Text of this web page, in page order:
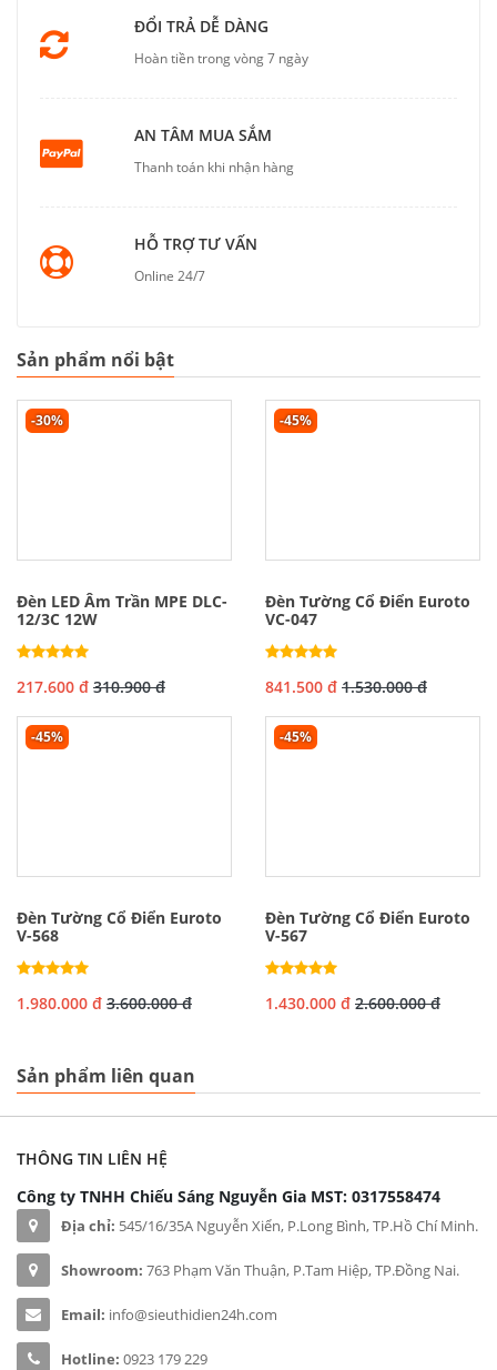
ĐỔI TRẢ DỄ DÀNG
Hoàn tiền trong vòng 7 ngày
AN TÂM MUA SẮM
Thanh toán khi nhận hàng
HỖ TRỢ TƯ VẤN
Online 24/7
Sản phẩm nổi bật
-30%
Đèn LED Âm Trần MPE DLC-
12/3C 12W
217.600 đ 310.900 đ
-45%
Đèn Tường Cổ Điển Euroto
VC-047
841.500 đ 1.530.000 đ
-45%
Đèn Tường Cổ Điển Euroto
V-568
1.980.000 đ 3.600.000 đ
-45%
Đèn Tường Cổ Điển Euroto
V-567
1.430.000 đ 2.600.000 đ
Sản phẩm liên quan
THÔNG TIN LIÊN HỆ
Công ty TNHH Chiếu Sáng Nguyễn Gia MST: 0317558474
Địa chỉ: 545/16/35A Nguyễn Xiển, P.Long Bình, TP.Hồ Chí Minh.
Showroom: 763 Phạm Văn Thuận, P.Tam Hiệp, TP.Đồng Nai.
Email: info@sieuthidien24h.com
Hotline: 0923 179 229